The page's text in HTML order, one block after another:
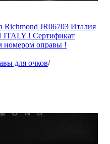
Richmond JR06703 Италия
ITALY ! Сертификат
номером оправы !
для очков/